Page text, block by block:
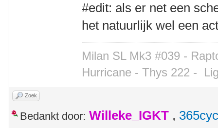
#edit: als er net een
het natuurlijk wel een
Milan SL Mk3 #039 -
Hurricane - Thys 222 -
Zoek
Bedankt door: Willeke_IGKT ,